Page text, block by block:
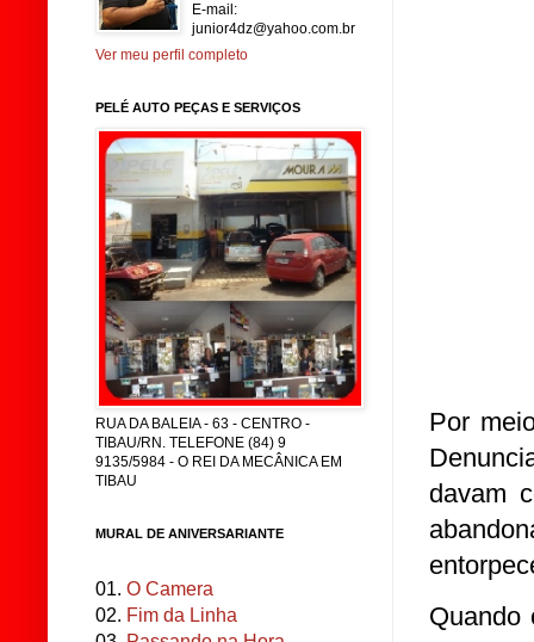
Por
davam
Quando
E-mail:
junior4dz@yahoo.com.br
Ver meu perfil completo
PELÉ AUTO PEÇAS E SERVIÇOS
RUA DA BALEIA - 63 - CENTRO -
TIBAU/RN. TELEFONE (84) 9
9135/5984 - O REI DA MECÂNICA EM
TIBAU
MURAL DE ANIVERSARIANTE
01. O Camera
02. Fim da Linha